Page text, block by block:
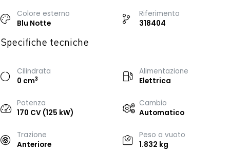
Colore esterno
Blu Notte
Riferimento
318404
Specifiche tecniche
Cilindrata
0 cm3
Alimentazione
Elettrica
Potenza
170 CV (125 kW)
Cambio
Automatico
Trazione
Anteriore
Peso a vuoto
1.832 kg